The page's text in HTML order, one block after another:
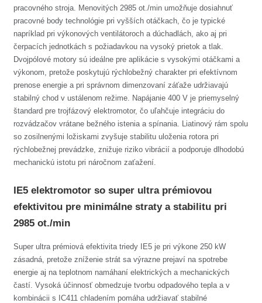
pracovného stroja. Menovitých 2985 ot./min umožňuje dosiahnuť
pracovné body technológie pri vyšších otáčkach, čo je typické
napríklad pri výkonových ventilátoroch a dúchadlách, ako aj pri
čerpacích jednotkách s požiadavkou na vysoký prietok a tlak.
Dvojpólové motory sú ideálne pre aplikácie s vysokými otáčkami a
výkonom, pretože poskytujú rýchlobežný charakter pri efektívnom
prenose energie a pri správnom dimenzovaní záťaže udržiavajú
stabilný chod v ustálenom režime. Napájanie 400 V je priemyselný
štandard pre trojfázový elektromotor, čo uľahčuje integráciu do
rozvádzačov vrátane bežného istenia a spínania. Liatinový rám spolu
so zosilnenými ložiskami zvyšuje stabilitu uloženia rotora pri
rýchlobežnej prevádzke, znižuje riziko vibrácií a podporuje dlhodobú
mechanickú istotu pri náročnom zaťažení.
IE5 elektromotor so super ultra prémiovou
efektivitou pre minimálne straty a stabilitu pri
2985 ot./min
Super ultra prémiová efektivita triedy IE5 je pri výkone 250 kW
zásadná, pretože zníženie strát sa výrazne prejaví na spotrebe
energie aj na teplotnom namáhaní elektrických a mechanických
častí. Vysoká účinnosť obmedzuje tvorbu odpadového tepla a v
kombinácii s IC411 chladením pomáha udržiavať stabilné